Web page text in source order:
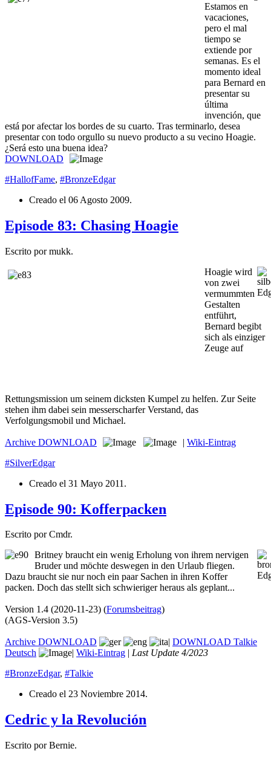
Estamos en
vacaciones,
pero el mal
tiempo se
extiende por
semanas. Es el
momento ideal
para Bernard en
presentar su
última
invención, que
está por afectar los bordes de su cuarto. Tras terminarlo, desea
presentar con todo orgullo su nuevo producto a su vecino Hoagie.
¿Será esto una buena idea?
DOWNLOAD
#HallofFame, #BronzeEdgar
Creado el 06 Agosto 2009.
Episode 83: Chasing Hoagie
Escrito por mukk.
Hoagie wird
von zwei
vermummten
Gestalten
entführt,
Bernard begibt
sich als einziger
Zeuge auf
Rettungsmission um seinem dicksten Kumpel zu helfen. Zur Seite
stehen ihm dabei sein messerscharfer Verstand, das
Verfolgungsmobil und Michael.
Archive DOWNLOAD | Wiki-Eintrag
#SilverEdgar
Creado el 31 Mayo 2011 .
Episode 90: Kofferpacken
Escrito por Cmdr.
Britney braucht ein wenig Erholung von ihrem nervigen
Bruder und möchte deswegen in den Urlaub fliegen.
Dazu braucht sie nur noch ein paar Sachen in ihren Koffer
packen. Doch das stellt sich schwieriger heraus als geplant...
Version 1.4 (2020-11-23) (Forumsbeitrag)
(AGS-Version 3.5)
Archive DOWNLOAD | DOWNLOAD Talkie
Deutsch
| Wiki-Eintrag | Last Update 4/2023
#BronzeEdgar, #Talkie
Creado el 23 Noviembre 2014.
Cedric y la Revolución
Escrito por Bernie.